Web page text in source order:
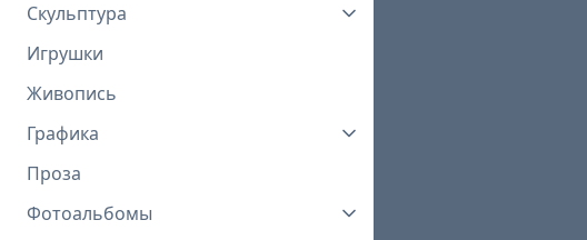
Скульптура
Игрушки
Живопись
Графика
Проза
Фотоальбомы